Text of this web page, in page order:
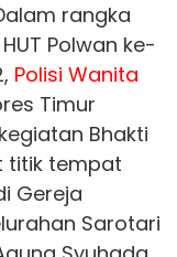
rangka
Polwan ke-
Polisi Wanita
Timur
Bhakti
titik tempat
Gereja
Sarotari